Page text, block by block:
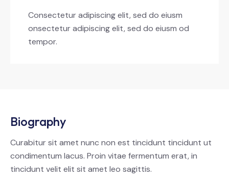
Consectetur adipiscing elit, sed do eiusm
onsectetur adipiscing elit, sed do eiusm od
tempor.
Biography
Curabitur sit amet nunc non est tincidunt tincidunt ut
condimentum lacus. Proin vitae fermentum erat, in
tincidunt velit elit sit amet leo sagittis.